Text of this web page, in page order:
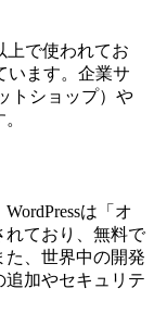
上で使われてお
います。企業サ
トショップ）や
は「オ
れており、無料で
、世界中の開発
加やセキュリテ